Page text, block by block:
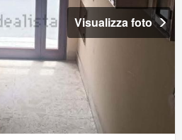
Visualizza foto